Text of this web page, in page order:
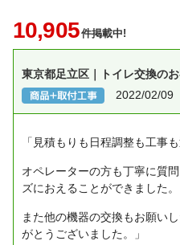
10,905件掲載中!
東京都足立区｜トイレ交換の
2022/02/09
「見積もりも日程調整も工事
オペレーターの方も丁寧に質
ズにおえることができました。
また他の機器の交換もお願いし
がとうございました。」